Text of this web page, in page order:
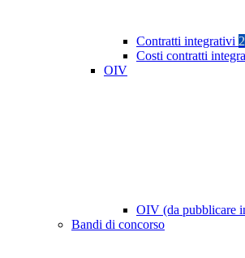
Contratti integrativi 2
Costi contratti
OIV
OIV (da pubblicare
Bandi di concorso